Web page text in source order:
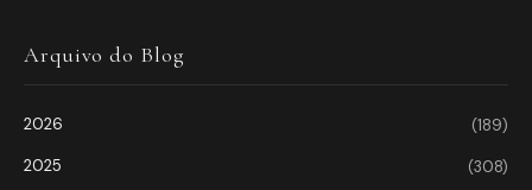
Arquivo do Blog
2026
(189)
2025
(308)